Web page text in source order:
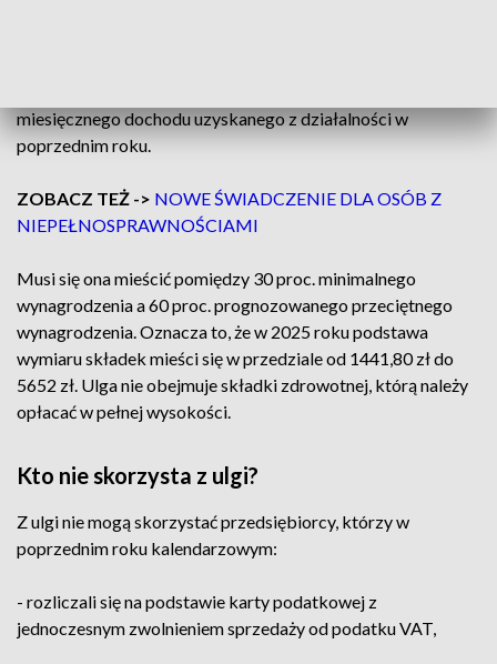
miesięcznego dochodu uzyskanego z działalności w
poprzednim roku.
ZOBACZ TEŻ -> NOWE ŚWIADCZENIE DLA OSÓB Z
NIEPEŁNOSPRAWNOŚCIAMI
Musi się ona mieścić pomiędzy 30 proc. minimalnego
wynagrodzenia a 60 proc. prognozowanego przeciętnego
wynagrodzenia. Oznacza to, że w 2025 roku podstawa
wymiaru składek mieści się w przedziale od 1441,80 zł do
5652 zł. Ulga nie obejmuje składki zdrowotnej, którą należy
opłacać w pełnej wysokości.
Kto nie skorzysta z ulgi?
Z ulgi nie mogą skorzystać przedsiębiorcy, którzy w
poprzednim roku kalendarzowym:
- rozliczali się na podstawie karty podatkowej z
jednoczesnym zwolnieniem sprzedaży od podatku VAT,